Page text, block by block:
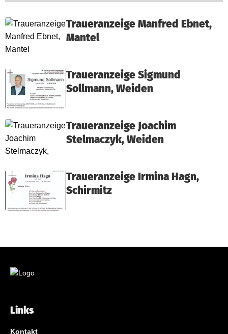
Traueranzeige Manfred Ebnet,
Mantel
Traueranzeige Sigmund
Sollmann, Weiden
Traueranzeige Joachim
Stelmaczyk, Weiden
Traueranzeige Irmina Hagn,
Schirmitz
Links
Kontakt